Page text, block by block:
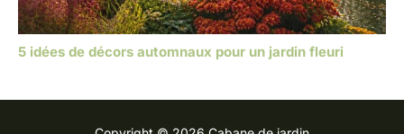
5 idées de décors automnaux pour un jardin fleuri